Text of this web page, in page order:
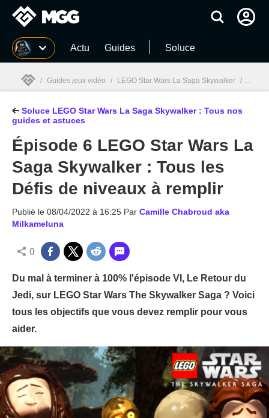
MGG Actu Guides Soluce
MGG
/ Guides jeux vidéo / LEGO Star Wars La Saga Skywalker /
Soluce LEGO Star Wars La Saga Skywalker : Tous nos
guides et astuces
Épisode 6 LEGO Star Wars La
Saga Skywalker : Tous les
Défis de niveaux à remplir
Publié le 08/04/2022 à 16:25 Par Camille Chabroud aka
Milkameluna
0
Du mal à terminer à 100% l'épisode VI, Le Retour du
Jedi, sur LEGO Star Wars The Skywalker Saga ? Voici
tous les objectifs que vous devez remplir pour vous
aider.